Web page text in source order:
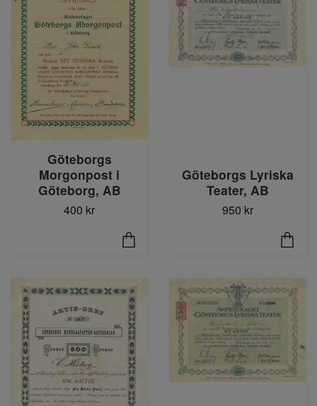
Göteborgs
Morgonpost i
Göteborg, AB
400 kr
Göteborgs Lyriska
Teater, AB
950 kr